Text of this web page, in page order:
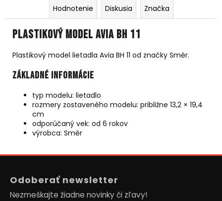
Hodnotenie
Diskusia Značka
Plastikový model Avia BH 11
Plastikový model lietadla Avia BH 11 od značky Směr.
Základné informácie
typ modelu: lietadlo
rozmery zostaveného modelu: približne 13,2 × 19,4
cm
odporúčaný vek: od 6 rokov
výrobca: Směr
Odoberať newsletter
Nezmeškajte žiadne novinky či zľavy!